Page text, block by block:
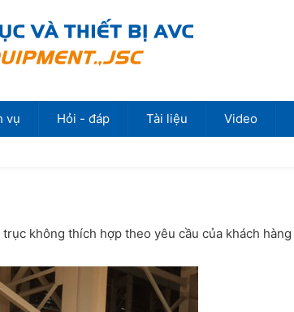
vụ Hỏi - đáp Tài liệu Video
không thích hợp theo yêu cầu của khách hàng